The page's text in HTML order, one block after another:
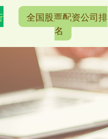
全国股票配资公司排
名